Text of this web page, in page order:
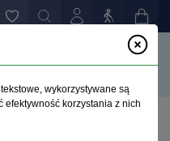
wykorzystywane są
efektywność korzystania z nich